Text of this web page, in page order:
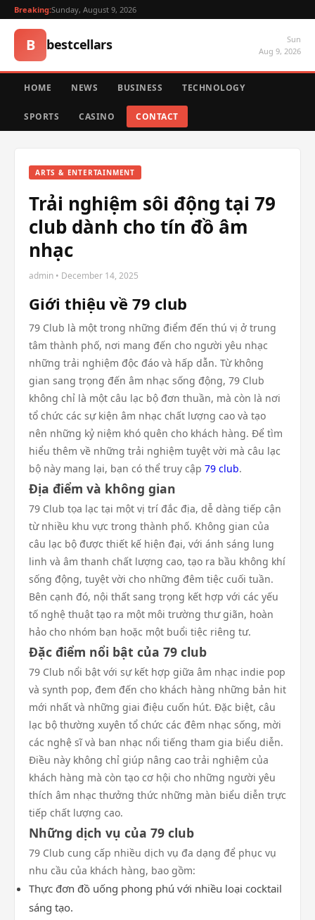
Breaking:Sunday, August 9, 2026
B bestcellars
Sun
Aug 9, 2026
HOME NEWS BUSINESS TECHNOLOGY
SPORTS CASINO CONTACT
ARTS & ENTERTAINMENT
Trải nghiệm sôi động tại 79
club dành cho tín đồ âm
nhạc
admin • December 14, 2025
Giới thiệu về 79 club
79 Club là một trong những điểm đến thú vị ở trung
tâm thành phố, nơi mang đến cho người yêu nhạc
những trải nghiệm độc đáo và hấp dẫn. Từ không
gian sang trọng đến âm nhạc sống động, 79 Club
không chỉ là một câu lạc bộ đơn thuần, mà còn là nơi
tổ chức các sự kiện âm nhạc chất lượng cao và tạo
nên những kỷ niệm khó quên cho khách hàng. Để tìm
hiểu thêm về những trải nghiệm tuyệt vời mà câu lạc
bộ này mang lại, bạn có thể truy cập 79 club.
Địa điểm và không gian
79 Club tọa lạc tại một vị trí đắc địa, dễ dàng tiếp cận
từ nhiều khu vực trong thành phố. Không gian của
câu lạc bộ được thiết kế hiện đại, với ánh sáng lung
linh và âm thanh chất lượng cao, tạo ra bầu không khí
sống động, tuyệt vời cho những đêm tiệc cuối tuần.
Bên cạnh đó, nội thất sang trọng kết hợp với các yếu
tố nghệ thuật tạo ra một môi trường thư giãn, hoàn
hảo cho nhóm bạn hoặc một buổi tiệc riêng tư.
Đặc điểm nổi bật của 79 club
79 Club nổi bật với sự kết hợp giữa âm nhạc indie pop
và synth pop, đem đến cho khách hàng những bản hit
mới nhất và những giai điệu cuốn hút. Đặc biệt, câu
lạc bộ thường xuyên tổ chức các đêm nhạc sống, mời
các nghệ sĩ và ban nhạc nổi tiếng tham gia biểu diễn.
Điều này không chỉ giúp nâng cao trải nghiệm của
khách hàng mà còn tạo cơ hội cho những người yêu
thích âm nhạc thưởng thức những màn biểu diễn trực
tiếp chất lượng cao.
Những dịch vụ của 79 club
79 Club cung cấp nhiều dịch vụ đa dạng để phục vụ
nhu cầu của khách hàng, bao gồm:
Thực đơn đồ uống phong phú với nhiều loại cocktail
sáng tạo.